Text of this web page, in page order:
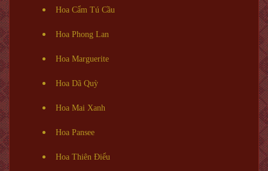
Hoa Cẩm Tú Cầu
Hoa Phong Lan
Hoa Marguerite
Hoa Dã Quỳ
Hoa Mai Xanh
Hoa Pansee
Hoa Thiên Điểu